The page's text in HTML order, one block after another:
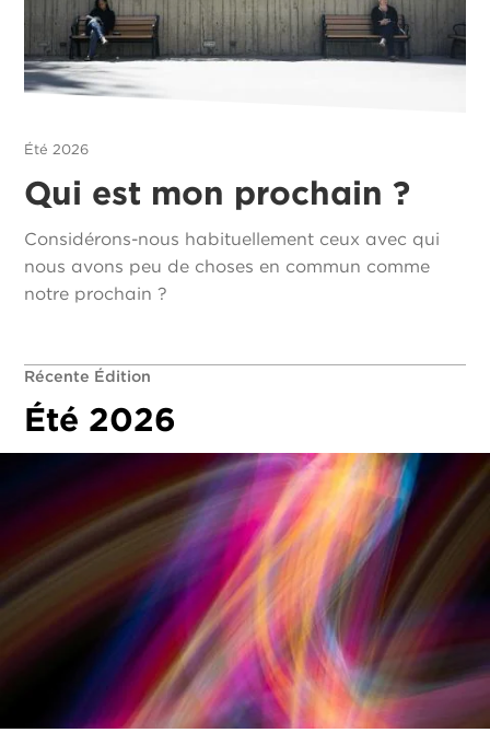
Été 2026
Qui est mon prochain ?
Considérons-nous habituellement ceux avec qui
nous avons peu de choses en commun comme
notre prochain ?
Récente Édition
Été 2026